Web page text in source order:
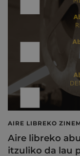
AIRE LIBREKO
Aire libreko
itzuliko da lau